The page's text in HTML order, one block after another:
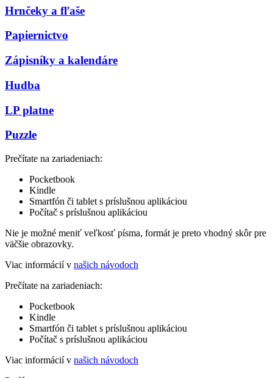
Hrnčeky a fľaše
Papiernictvo
Zápisníky a kalendáre
Hudba
LP platne
Puzzle
Prečítate na zariadeniach:
Pocketbook
Kindle
Smartfón či tablet s príslušnou aplikáciou
Počítač s príslušnou aplikáciou
Nie je možné meniť veľkosť písma, formát je preto vhodný skôr pre
väčšie obrazovky.
Viac informácií v našich návodoch
Prečítate na zariadeniach:
Pocketbook
Kindle
Smartfón či tablet s príslušnou aplikáciou
Počítač s príslušnou aplikáciou
Viac informácií v našich návodoch